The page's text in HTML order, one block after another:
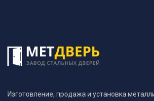
Изготовление, продажа и установка